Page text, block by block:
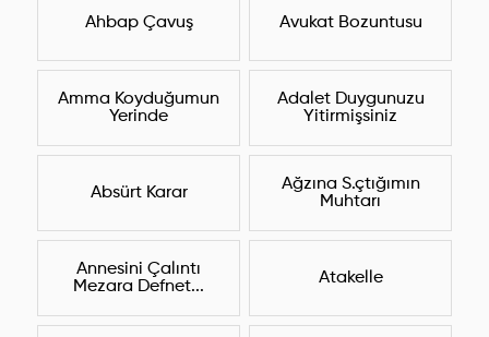
Ahbap Çavuş Avukat Bozuntusu
Amma Koyduğumun
Yerinde
Adalet Duygunuzu
Yitirmişsiniz
Absürt Karar
Ağzına S.çtığımın
Muhtarı
Annesini Çalıntı
Mezara Defnet...
Atakelle